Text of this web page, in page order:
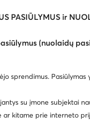
PASIŪLYMUS ir
(nuolaidų
sprendimus. Pasiūlymas
su įmone subjektai
ar kitame prie interneto